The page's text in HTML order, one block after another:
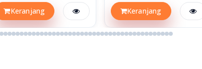
Keranjang Keranjang